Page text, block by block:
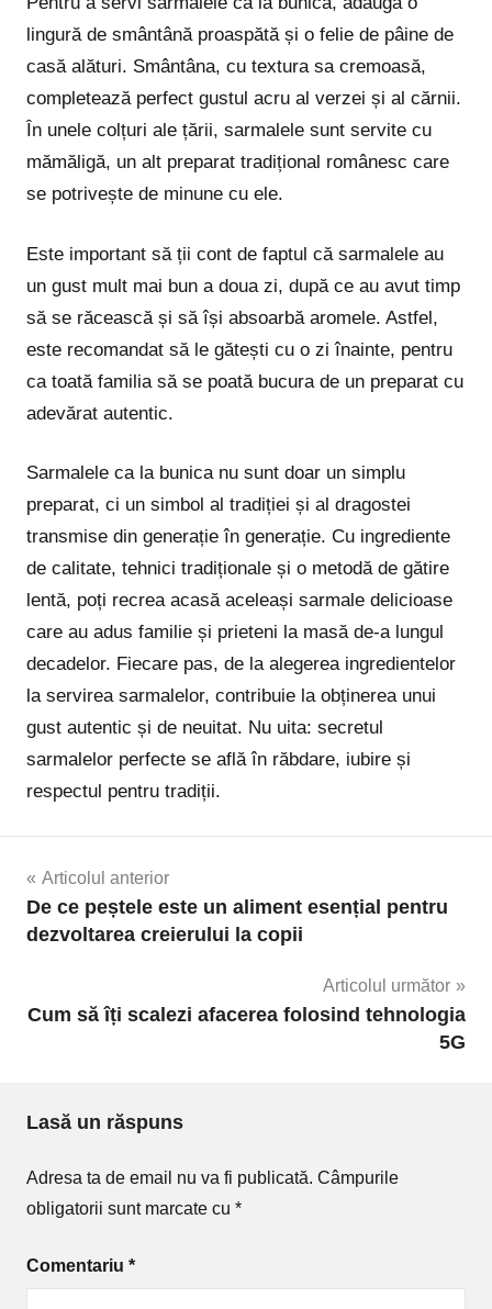
lingură de smântână proaspătă și o felie de pâine de
casă alături. Smântâna, cu textura sa cremoasă,
completează perfect gustul acru al verzei și al cărnii.
În unele colțuri ale țării, sarmalele sunt servite cu
mămăligă, un alt preparat tradițional românesc care
se potrivește de minune cu ele.
Este important să ții cont de faptul că sarmalele au
un gust mult mai bun a doua zi, după ce au avut timp
să se răcească și să își absoarbă aromele. Astfel,
este recomandat să le gătești cu o zi înainte, pentru
ca toată familia să se poată bucura de un preparat cu
adevărat autentic.
Sarmalele ca la bunica nu sunt doar un simplu
preparat, ci un simbol al tradiției și al dragostei
transmise din generație în generație. Cu ingrediente
de calitate, tehnici tradiționale și o metodă de gătire
lentă, poți recrea acasă aceleași sarmale delicioase
care au adus familie și prieteni la masă de-a lungul
decadelor. Fiecare pas, de la alegerea ingredientelor
la servirea sarmalelor, contribuie la obținerea unui
gust autentic și de neuitat. Nu uita: secretul
sarmalelor perfecte se află în răbdare, iubire și
respectul pentru tradiții.
Navigare
în
Articolul anterior
De ce peștele este un aliment esențial pentru
dezvoltarea creierului la copii
Articolul următor
Cum să îți scalezi afacerea folosind tehnologia
5G
Lasă un răspuns
Adresa ta de email nu va fi publicată. Câmpurile
obligatorii sunt marcate cu *
Comentariu *